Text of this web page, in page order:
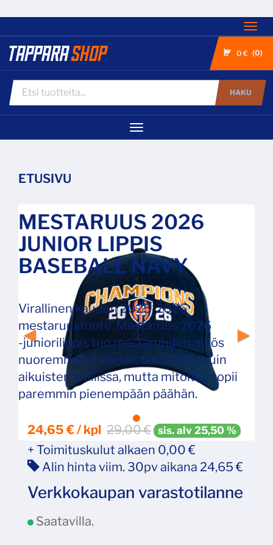
0 € 0
HAKU
Navigaatio
ETUSIVU
MESTARUUS 2026
JUNIOR LIPPIS
BASEBALL NAVY
Virallinen kauden 2025-2026
mestaruustuote. Mestaruus 2026
‑juniorilippis tuo mestaruuden myös
nuoremmille faneille. Sama ilme kuin
aikuisten mallissa, mutta mitoitus sopii
paremmin pienempään päähän.
24,65 € / kpl 29,00€ sis. alv 25,50 %
+ Toimituskulut alkaen 0,00 €
Alin hinta viim. 30pv aikana 24,65 €
Verkkokaupan varastotilanne
Saatavilla.